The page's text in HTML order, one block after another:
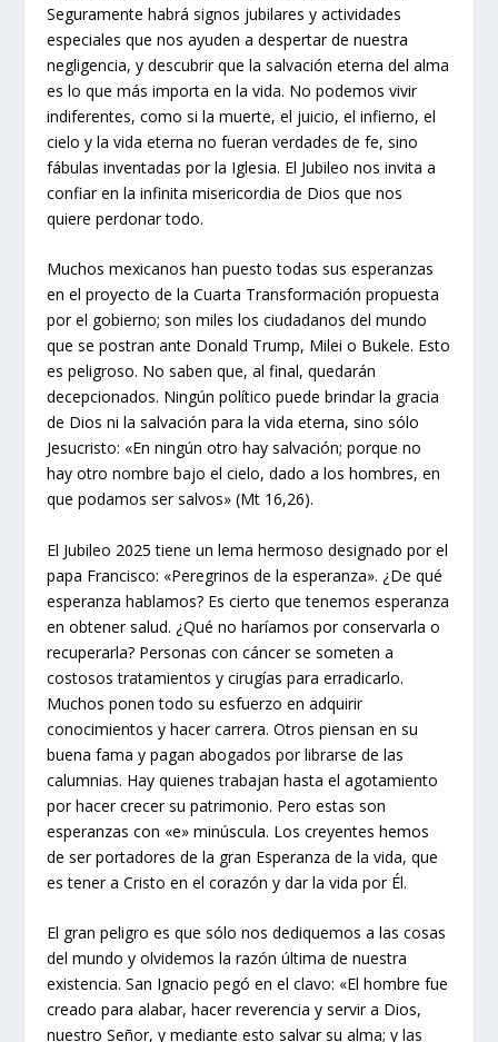
Seguramente habrá signos jubilares y actividades
especiales que nos ayuden a despertar de nuestra
negligencia, y descubrir que la salvación eterna del alma
es lo que más importa en la vida. No podemos vivir
indiferentes, como si la muerte, el juicio, el infierno, el
cielo y la vida eterna no fueran verdades de fe, sino
fábulas inventadas por la Iglesia. El Jubileo nos invita a
confiar en la infinita misericordia de Dios que nos
quiere perdonar todo.
Muchos mexicanos han puesto todas sus esperanzas
en el proyecto de la Cuarta Transformación propuesta
por el gobierno; son miles los ciudadanos del mundo
que se postran ante Donald Trump, Milei o Bukele. Esto
es peligroso. No saben que, al final, quedarán
decepcionados. Ningún político puede brindar la gracia
de Dios ni la salvación para la vida eterna, sino sólo
Jesucristo: «En ningún otro hay salvación; porque no
hay otro nombre bajo el cielo, dado a los hombres, en
que podamos ser salvos» (Mt 16,26).
El Jubileo 2025 tiene un lema hermoso designado por el
papa Francisco: «Peregrinos de la esperanza». ¿De qué
esperanza hablamos? Es cierto que tenemos esperanza
en obtener salud. ¿Qué no haríamos por conservarla o
recuperarla? Personas con cáncer se someten a
costosos tratamientos y cirugías para erradicarlo.
Muchos ponen todo su esfuerzo en adquirir
conocimientos y hacer carrera. Otros piensan en su
buena fama y pagan abogados por librarse de las
calumnias. Hay quienes trabajan hasta el agotamiento
por hacer crecer su patrimonio. Pero estas son
esperanzas con «e» minúscula. Los creyentes hemos
de ser portadores de la gran Esperanza de la vida, que
es tener a Cristo en el corazón y dar la vida por Él.
El gran peligro es que sólo nos dediquemos a las cosas
del mundo y olvidemos la razón última de nuestra
existencia. San Ignacio pegó en el clavo: «El hombre fue
creado para alabar, hacer reverencia y servir a Dios,
nuestro Señor, y mediante esto salvar su alma; y las